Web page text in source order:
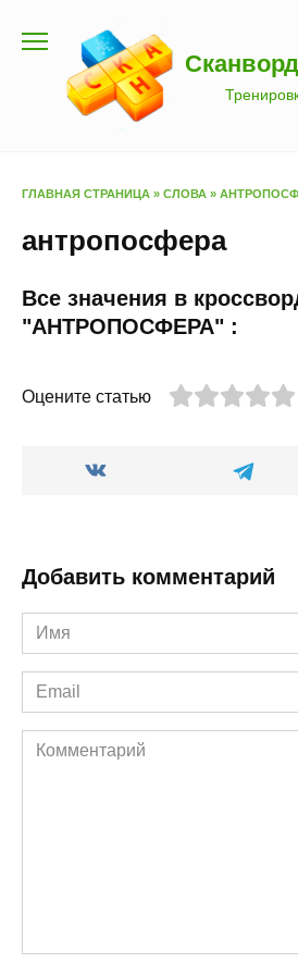
содержанию
ГЛАВНАЯ СТРАНИЦА » СЛОВА »
антропосфера
Все значения в
"АНТРОПОСФЕРА" :
Оцените статью
Добавить комментарий
Имя
*
Email
*
Комментарий